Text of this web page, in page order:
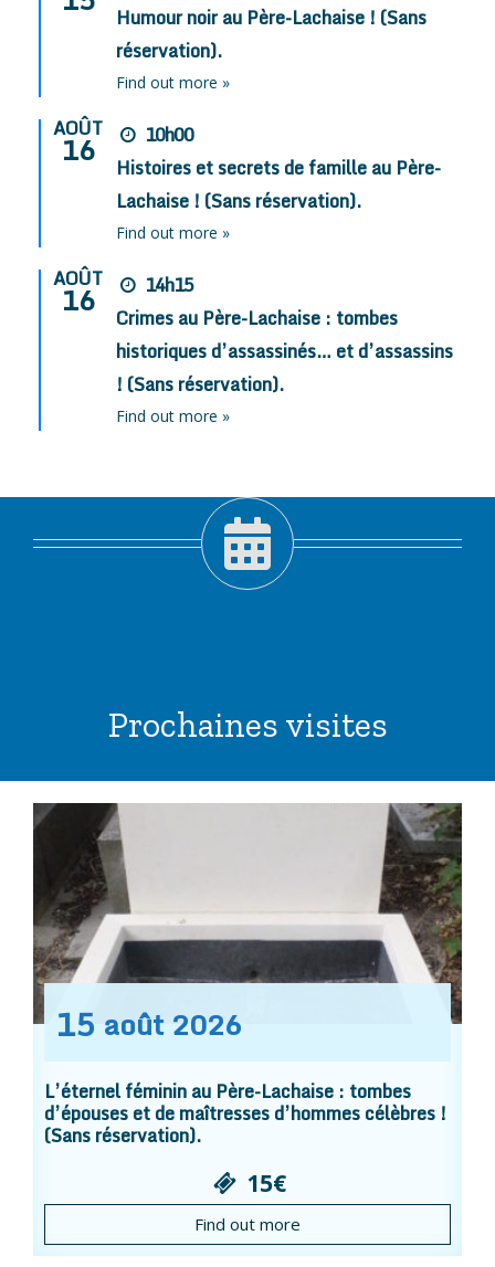
Humour noir au Père-Lachaise ! (Sans
réservation).
Find out more »
AOÛT
16
10h00
Histoires et secrets de famille au Père-
Lachaise ! (Sans réservation).
Find out more »
AOÛT
16
14h15
Crimes au Père-Lachaise : tombes
historiques d’assassinés… et d’assassins
! (Sans réservation).
Find out more »
Prochaines visites
15 août 2026
L’éternel féminin au Père-Lachaise : tombes
d’épouses et de maîtresses d’hommes célèbres !
(Sans réservation).
15€
Find out more